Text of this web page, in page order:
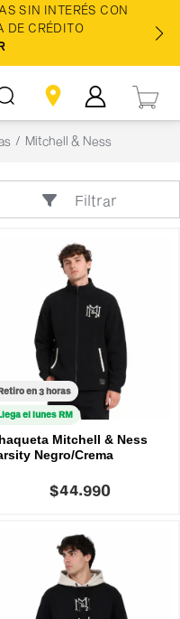
SIN INTERÉS CON
DE CRÉDITO
Mitchell & Ness
Filtrar
en 3 horas
el lunes RM
Mitchell & Ness
Negro/Crema
$44.990